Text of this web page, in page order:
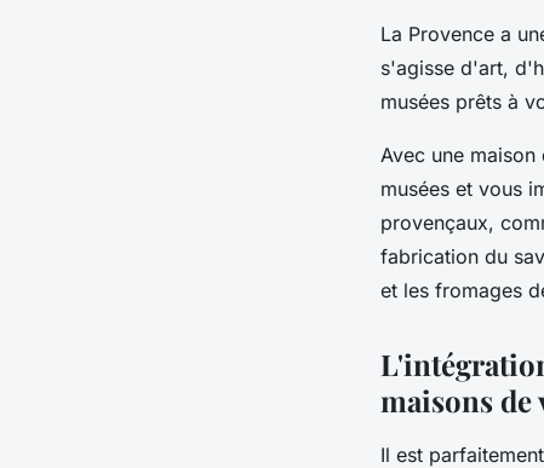
La Provence a
s'agisse d'art,
musées prêts à
Avec une
musées et vous
provençaux,
fabrication du
et les fromages
maisons de
Il est